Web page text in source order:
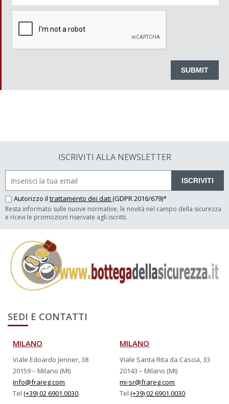
ISCRIVITI ALLA NEWSLETTER
ISCRIVITI
Autorizzo il trattamento dei dati (GDPR 2016/679)*
Resta informato sulle nuove normative, le novità nel campo della sicurezza
e ricevi le promozioni riservate agli iscritti.
SEDI E CONTATTI
MILANO
Viale Edoardo Jenner, 38
20159 – Milano (MI)
info@frareg.com
Tel(+39) 02 6901.0030
MILANO
Viale Santa Rita da Cascia, 33
20143 – Milano (MI)
mi-sr@frareg.com
Tel(+39) 02 6901.0030